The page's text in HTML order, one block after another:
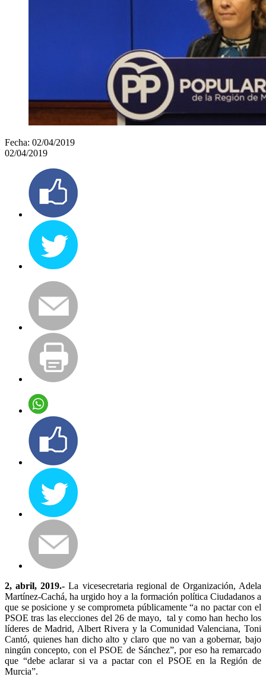
Fecha: 02/04/2019
02/04/2019
2, abril, 2019.- La vicesecretaria regional de Organización, Adela
Martínez-Cachá, ha urgido hoy a la formación política Ciudadanos a
que se posicione y se comprometa públicamente “a no pactar con el
PSOE tras las elecciones del 26 de mayo, tal y como han hecho los
líderes de Madrid, Albert Rivera y la Comunidad Valenciana, Toni
Cantó, quienes han dicho alto y claro que no van a gobernar, bajo
ningún concepto, con el PSOE de Sánchez”, por eso ha remarcado
que “debe aclarar si va a pactar con el PSOE en la Región de
Murcia”.